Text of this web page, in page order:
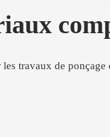
les travaux de